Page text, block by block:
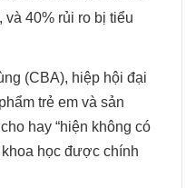
và 40% rủi ro bị tiểu
(CBA), hiệp hội đại
trẻ em và sản
hay “hiện không có
học được chính